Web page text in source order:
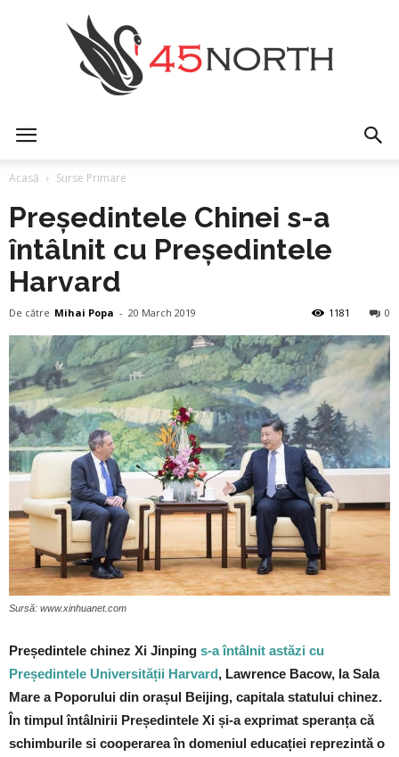
Acasă Surse Primare
Președintele Chinei s-a
întâlnit cu Președintele
Harvard
De către Mihai Popa - 20 March 2019 0
1181
Sursă: www.xinhuanet.com
Președintele chinez Xi Jinping s-a întâlnit astăzi cu
Președintele Universității Harvard, Lawrence Bacow, la Sala
Mare a Poporului din orașul Beijing, capitala statului chinez.
În timpul întâlnirii Președintele Xi și-a exprimat speranța că
schimburile si cooperarea în domeniul educației reprezintă o